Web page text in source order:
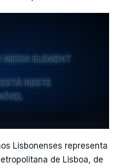
MEDIA ELEMENT
NESTE
Lisbonenses representa
de Lisboa, de